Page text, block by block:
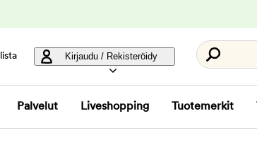
Kirjaudu / Rekisteröidy
Palvelut Liveshopping Tuotemerkit